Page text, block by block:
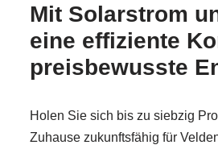
Mit Solarstrom
eine effiziente
preisbewusste
Holen Sie sich bis zu siebzig
Zuhause zukunftsfähig für